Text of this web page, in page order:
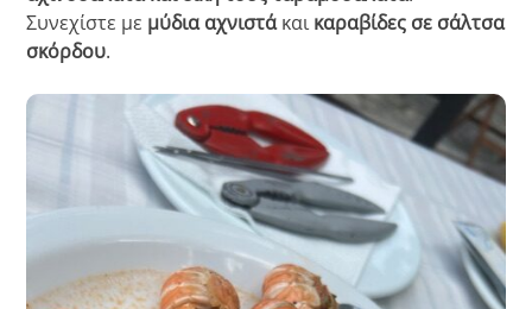
Συνεχίστε με μύδια αχνιστάκαι καραβίδες σε σάλτσα
σκόρδου.